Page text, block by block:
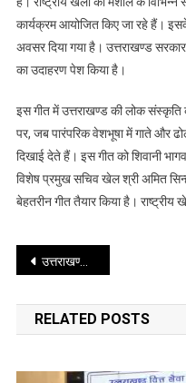
रिलीज
कार्यक्रम आयोजित किए जा रहे हैं।
अवसर दिया गया है। उत्तराखण्ड
का उदाहरण पेश किया है।
इस गीत में उत्तराखण्ड की लोक
पर, जब पारंपरिक वेशभूषा में गाते और
दिखाई देते हैं। इस गीत को शिवानी
विशेष प्रमुख सचिव खेल श्री अमित
बेहतरीन गीत तैयार किया है।
Post
navigation
उत्तराखण्ड में 1 जनवरी 2025 की आर्हता तिथि के आधार पर भारत निर्वाचन आयोग ने नई मतदाता सूची का अंतिम प्रकाशन कर दिया है
RELATED POSTS